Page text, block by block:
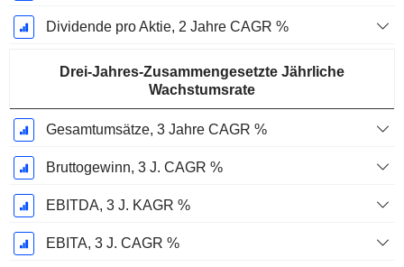
Dividende pro Aktie, 2 Jahre CAGR %
Drei-Jahres-Zusammengesetzte Jährliche
Wachstumsrate
Gesamtumsätze, 3 Jahre CAGR %
Bruttogewinn, 3 J. CAGR %
EBITDA, 3 J. KAGR %
EBITA, 3 J. CAGR %